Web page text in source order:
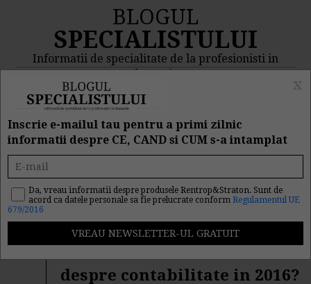
BLOGUL
SPECIALISTULUI
Informatii de specialitate de la profesionisti in
domeniu
MENIU
Rezultat cautare "clienti"
Cautarea facuta dupa cuvantul/sirul de cuvinte "clienti" a
returnat 584 articole.
despre contabilitate in 2016?
Inscrie e-mailul tau pentru a primi zilnic
informatii despre CE, CAND si CUM s-a intamplat
Da, vreau informatii despre produsele Rentrop&Straton. Sunt de
acord ca datele personale sa fie prelucrate conform Regulamentul UE
679/2016